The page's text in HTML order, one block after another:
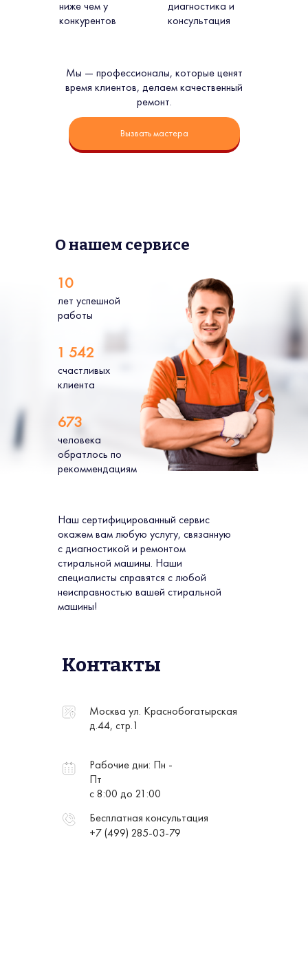
Мы — профессионалы, которые ценят
время клиентов, делаем качественный
ремонт.
ниже чем у
конкурентов
диагностика и
консультация
Вызвать мастера
О нашем сервисе
Наш сертифицированный сервис
окажем вам любую услугу, связанную
с диагностикой и ремонтом
стиральной машины. Наши
специалисты справятся с любой
неисправностью вашей стиральной
машины!
лет успешной
работы
10
счастливых
клиента
1 542
человека
обратлось по
рекоммендациям
673
Контакты
Москва ул. Краснобогатырская
д.44, стр.1
Рабочие дни: Пн -
Пт
с 8:00 до 21:00
Бесплатная консультация
+7 (499) 285-03-79